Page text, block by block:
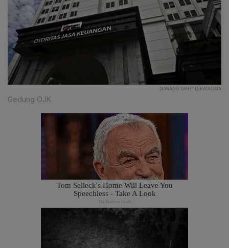
DONANG WAHYU|KATADATA
Gedung OJK